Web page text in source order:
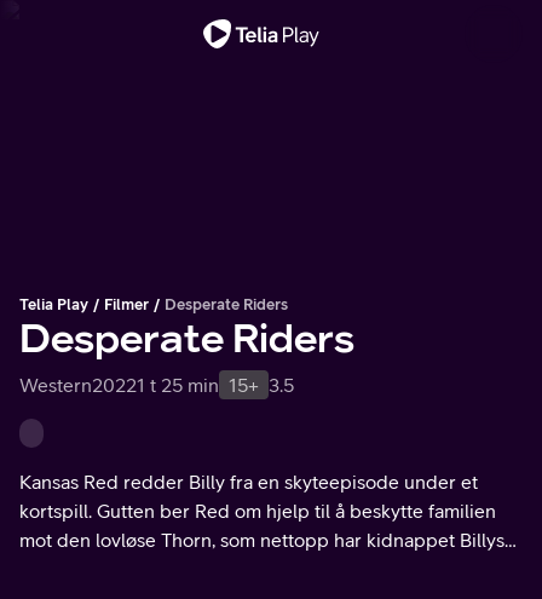
Telia Play Filmer Desperate Riders
Desperate Riders
Western20221 t 25 min 15+ 3.5
Kansas Red redder Billy fra en skyteepisode under et
kortspill. Gutten ber Red om hjelp til å beskytte familien
mot den lovløse Thorn, som nettopp har kidnappet Billys